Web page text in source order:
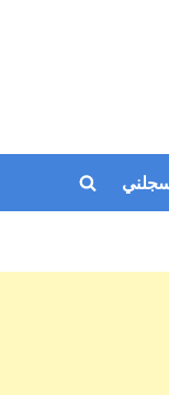
Toggle